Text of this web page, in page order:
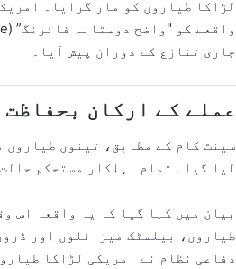
لڑاکا طیاروں کو مار گرایا۔
جاری تنازع کے دوران پیش آیا۔
عملے کے ارکان
سینٹ کام کے مطابق، تینوں
لیا گیا۔ تمام اہلکار مستحکم
بیان میں کہا گیا کہ یہ واقعہ اس
طیاروں، بیلسٹک میزائلوں اور
دفاعی نظام نے امریکی لڑاکا